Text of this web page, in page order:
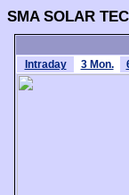
SMA SOLAR
Intraday 3 Mon.